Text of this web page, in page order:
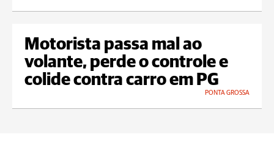
Motorista passa mal ao
volante, perde o controle e
colide contra carro em PG
PONTA GROSSA